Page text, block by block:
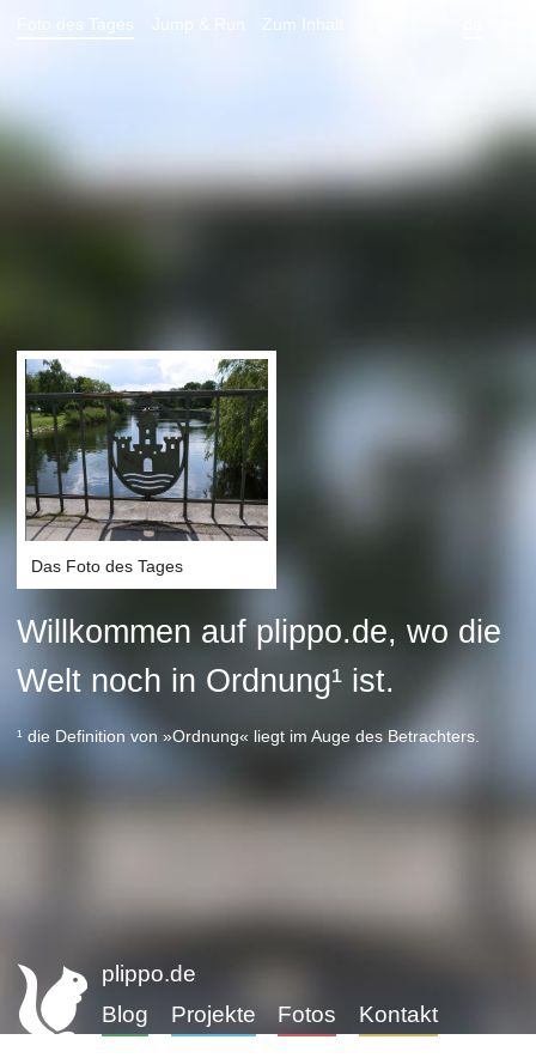
Foto des Tages Jump & Run Zum Inhalt
Das Foto des Tages
Willkommen auf plippo.de, wo die
Welt noch in Ordnung¹ ist.
¹ die Definition von »Ordnung« liegt im Auge des Betrachters.
plippo.de
Blog
Projekte Fotos Kontakt